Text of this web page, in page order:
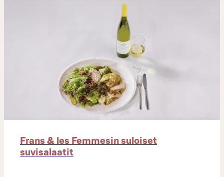
Frans & les Femmesin suloiset
suvisalaatit